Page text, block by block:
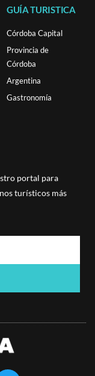
GUÍA TURISTICA
Córdoba Capital
Provincia de
Córdoba
Argentina
Gastronomía
portal para
turísticos más